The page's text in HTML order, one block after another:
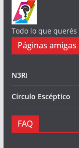
Todo lo que querés
Páginas amigas
N3RI
Círculo Escéptico
FAQ